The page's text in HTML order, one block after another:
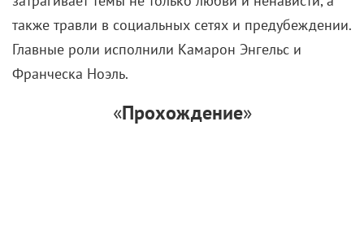
также травли в социальных сетях и предубеждении.
Главные роли исполнили Камарон Энгельс и
Франческа Ноэль.
«Прохождение»